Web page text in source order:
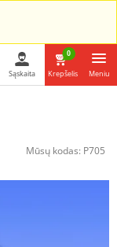
Sąskaita
0
Krepšelis Meniu
Mūsų kodas: P705